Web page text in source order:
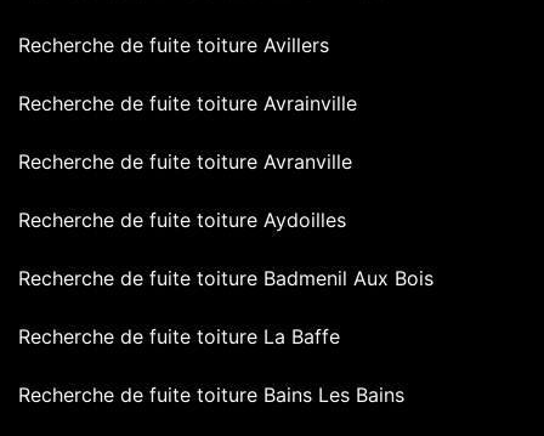
Recherche de fuite toiture Avillers
Recherche de fuite toiture Avrainville
Recherche de fuite toiture Avranville
Recherche de fuite toiture Aydoilles
Recherche de fuite toiture Badmenil Aux Bois
Recherche de fuite toiture La Baffe
Recherche de fuite toiture Bains Les Bains